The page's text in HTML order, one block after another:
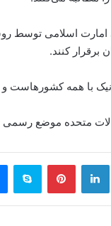
اسلامی توسط
برقرار کنند.
نیک با همه کشورهاست
ایالات متحده موضع
LinkedIn
Pinterest